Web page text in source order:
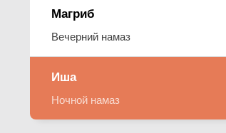
Магриб
Вечерний намаз
Иша
Ночной намаз